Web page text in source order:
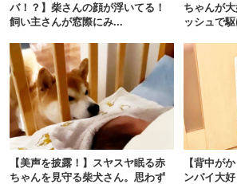
バ！？】柴さんの顔が浮いてる！
飼い主さんが窓際にみ...
ちゃんが
ッシュで
【美声を披露！】スヤスヤ眠る赤
ちゃんを見守る柴犬さん。思わず
【背中が
ンパイ大
pecodogs
いぬ部をフォロー
ねこ部を